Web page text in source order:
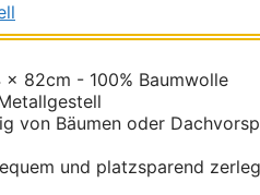
82cm - 100% Baumwolle
von Bäumen oder
und platzsparend